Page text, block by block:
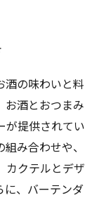
酒の味わいと料
お酒とおつまみ
が提供されてい
み合わせや、
カクテルとデザ
に、バーテンダ